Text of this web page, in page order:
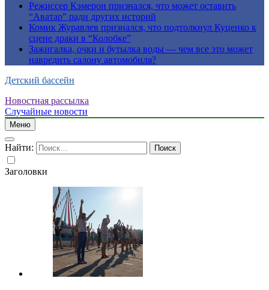
Режиссер Кэмерон признался, что может оставить
“Аватар” ради других историй
Комик Журавлев признался, что подтолкнул Куценко к
сцене драки в “Колобке”
Зажигалка, очки и бутылка воды — чем все это может
навредить салону автомобиля?
Детский бассейн
Новостная рассылка
Случайные новости
Меню
Найти:
Заголовки